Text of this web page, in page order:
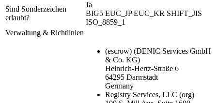
Sind Sonderzeichen
erlaubt?
Ja
BIG5 EUC_JP EUC_KR SHIFT_JIS
ISO_8859_1
Verwaltung & Richtlinien
(escrow) (DENIC Services GmbH
& Co. KG)
Heinrich-Hertz-Straße 6
64295 Darmstadt
Germany
Registry Services, LLC (org)